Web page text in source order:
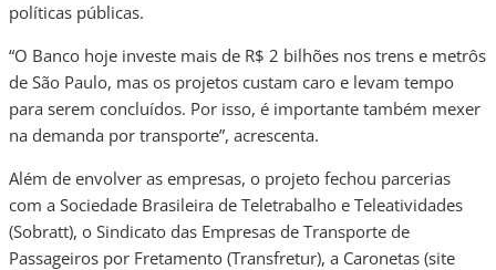
políticas públicas.
“O Banco hoje investe mais de R$ 2 bilhões nos trens e metrôs
de São Paulo, mas os projetos custam caro e levam tempo
para serem concluídos. Por isso, é importante também mexer
na demanda por transporte”, acrescenta.
Além de envolver as empresas, o projeto fechou parcerias
com a Sociedade Brasileira de Teletrabalho e Teleatividades
(Sobratt), o Sindicato das Empresas de Transporte de
Passageiros por Fretamento (Transfretur), a Caronetas (site